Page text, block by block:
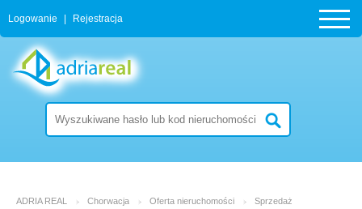
Logowanie Rejestracja
ADRIA REAL Chorwacja Oferta nieruchomości Sprzedaż